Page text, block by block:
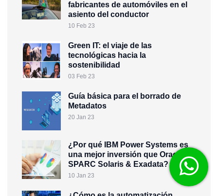
fabricantes de automóviles en el
asiento del conductor
10 Feb 23
Green IT: el viaje de las
tecnológicas hacia la
sostenibilidad
03 Feb 23
Guía básica para el borrado de
Metadatos
20 Jan 23
¿Por qué IBM Power Systems es
una mejor inversión que Oracle
SPARC Solaris & Exadata?
10 Jan 23